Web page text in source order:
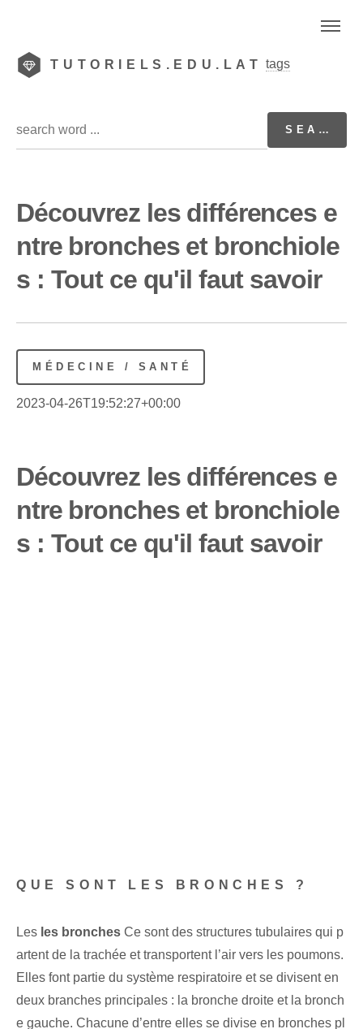
TUTORIELS.EDU.LAT tags
Découvrez les différences e
ntre bronches et bronchiole
s : Tout ce qu'il faut savoir
MÉDECINE / SANTÉ
2023-04-26T19:52:27+00:00
Découvrez les différences e
ntre bronches et bronchiole
s : Tout ce qu'il faut savoir
QUE SONT LES BRONCHES ?
Les les bronches Ce sont des structures tubulaires qui p
artent de la trachée et transportent l’air vers les poumons.
Elles font partie du système respiratoire et se divisent en
deux branches principales : la bronche droite et la bronch
e gauche. Chacune d’entre elles se divise en bronches pl